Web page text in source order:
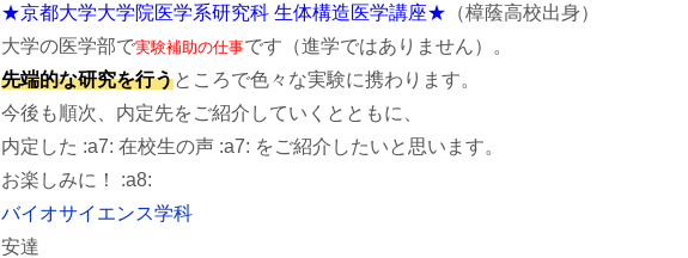
★京都大学大学院医学系研究科 生体構造医学講座★ （樟蔭高校出身）
大学の医学部で実験補助の仕事です（進学ではありません）。
先端的な研究を行うところで色々な実験に携わります。
今後も順次、内定先をご紹介していくとともに、
内定した :a7: 在校生の声 :a7: をご紹介したいと思います。
お楽しみに！ :a8:
バイオサイエンス学科
安達